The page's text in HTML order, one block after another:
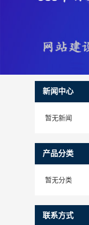
新闻中心
暂无新闻
产品分类
暂无分类
联系方式